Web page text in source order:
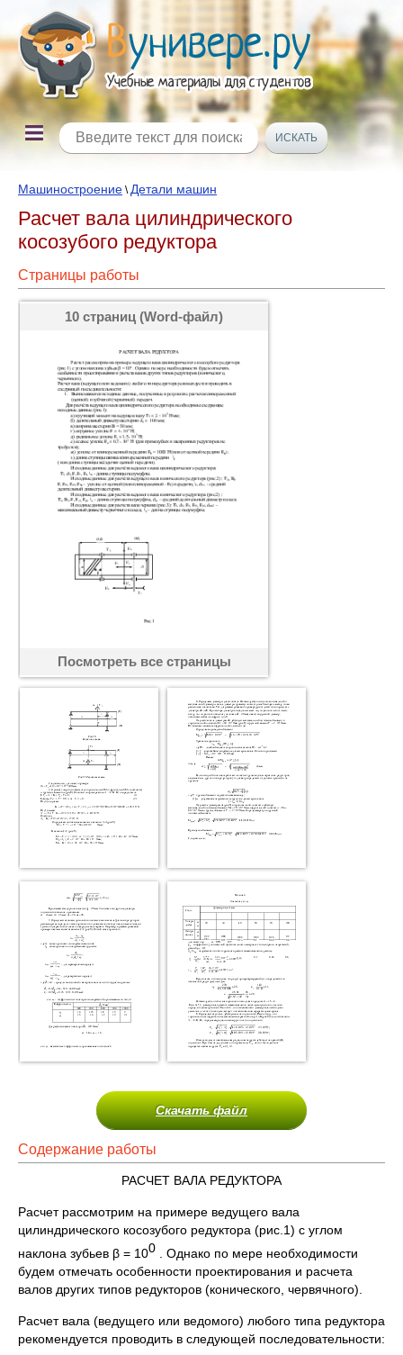
Машиностроение \ Детали машин
Расчет вала цилиндрического
косозубого редуктора
Страницы работы
10 страниц (Word-файл)
Посмотреть все страницы
Скачать файл
Содержание работы
РАСЧЕТ ВАЛА РЕДУКТОРА
Расчет рассмотрим на примере ведущего вала
цилиндрического косозубого редуктора (рис.1) с углом
наклона зубьев β = 100 . Однако по мере необходимости
будем отмечать особенности проектирования и расчета
валов других типов редукторов (конического, червячного).
Расчет вала (ведущего или ведомого) любого типа редуктора
рекомендуется проводить в следующей последовательности: